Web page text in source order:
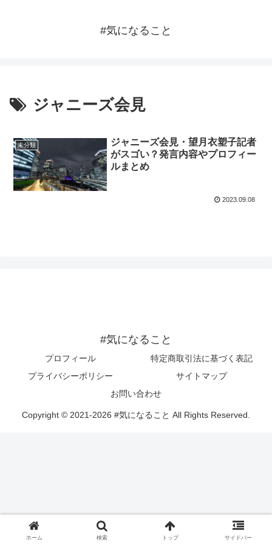
#気になること
ジャニーズ会見
未分類
ジャニーズ会見・望月衣塑子記者
がスゴい？発言内容やプロフィー
ルまとめ
2023.09.08
#気になること
プロフィール
特定商取引法に基づく表記
プライバシーポリシー
サイトマップ
お問い合わせ
Copyright © 2021-2026 #気になること All Rights Reserved.
ホーム 検索 トップ サイドバー